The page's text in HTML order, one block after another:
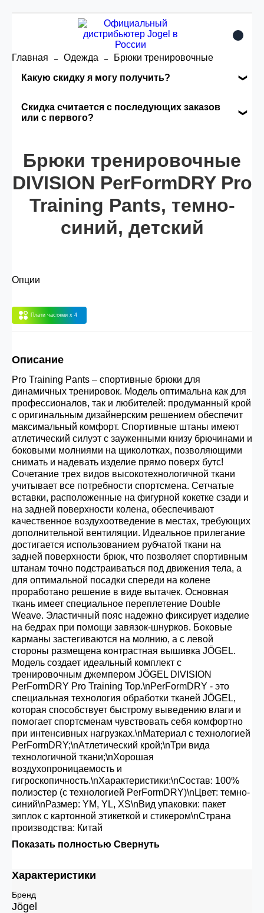
Главная Одежда
Брюки тренировочные
Какую скидку я могу получить?
розничной цене
Опт 5(25%) - сумма всех заказов за 6 месяцев -
25.000 рублей.
Опт 3(33%)
Опт 2(36%)
200.000 рублей.
Опт 1(38%) - сумма всех заказов за 6 месяцев -
400.000 рублей.
Скидка считается с последующих заказов
или с первого?
автоматически активизируется в корзине вашего
заказа.
Брюки тренировочные
DIVISION PerFormDRY Pro
Training Pants, темно-
синий, детский
Опции
Плати частями x 4
Описание
Pro Training Pants – спортивные брюки для
динамичных тренировок. Модель оптимальна как для
профессионалов, так и любителей: продуманный крой
с оригинальным дизайнерским решением обеспечит
максимальный комфорт. Спортивные штаны имеют
атлетический силуэт с зауженными книзу брючинами и
боковыми молниями на щиколотках, позволяющими
снимать и надевать изделие прямо поверх бутс!
Сочетание трех видов высокотехнологичной ткани
учитывает все потребности спортсмена. Сетчатые
вставки, расположенные на фигурной кокетке сзади и
на задней поверхности колена, обеспечивают
качественное воздухоотведение в местах, требующих
дополнительной вентиляции. Идеальное прилегание
достигается использованием рубчатой ткани на
задней поверхности брюк, что позволяет спортивным
штанам точно подстраиваться под движения тела, а
для оптимальной посадки спереди на колене
проработано решение в виде вытачек. Основная
ткань имеет специальное переплетение Double
Weave. Эластичный пояс надежно фиксирует изделие
на бедрах при помощи завязок-шнурков. Боковые
карманы застегиваются на молнию, а с левой
стороны размещена контрастная вышивка JÖGEL.
Модель создает идеальный комплект с
тренировочным джемпером JÖGEL DIVISION
PerFormDRY Pro Training Top.\nPerFormDRY - это
специальная технология обработки тканей JÖGEL,
которая способствует быстрому выведению влаги и
помогает спортсменам чувствовать себя комфортно
при интенсивных нагрузках.\nМатериал с технологией
PerFormDRY;\nАтлетический крой;\nТри вида
технологичной ткани;\nХорошая
воздухопроницаемость и
гигроскопичность.\nХарактеристики:\nСостав: 100%
полиэстер (с технологией PerFormDRY)\nЦвет: темно-
синий\nРазмер: YM, YL, XS\nВид упаковки: пакет
зиплок с картонной этикеткой и стикером\nСтрана
производства: Китай
Показать полностью Свернуть
Характеристики
Бренд
Jögel